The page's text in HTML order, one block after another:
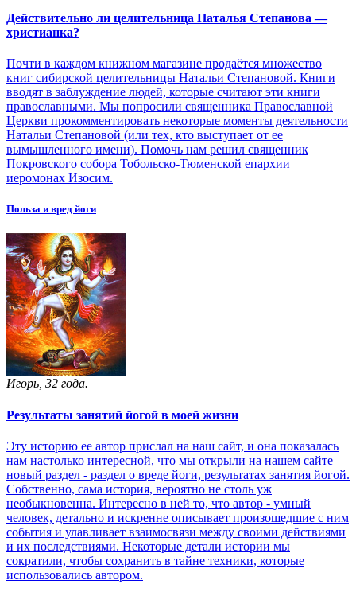
Действительно ли целительница Наталья Степанова —
христианка?
Почти в каждом книжном магазине продаётся множество
книг сибирской целительницы Натальи Степановой. Книги
вводят в заблуждение людей, которые считают эти книги
православными. Мы попросили священника Православной
Церкви прокомментировать некоторые моменты деятельности
Натальи Степановой (или тех, кто выступает от ее
вымышленного имени). Помочь нам решил священник
Покровского собора Тобольско-Тюменской епархии
иеромонах Изосим.
Польза и вред йоги
Игорь, 32 года.
Результаты занятий йогой в моей жизни
Эту историю ее автор прислал на наш сайт, и она показалась
нам настолько интересной, что мы открыли на нашем сайте
новый раздел - раздел о вреде йоги, результатах занятия йогой.
Собственно, сама история, вероятно не столь уж
необыкновенна. Интересно в ней то, что автор - умный
человек, детально и искренне описывает произошедшие с ним
события и улавливает взаимосвязи между своими действиями
и их последствиями. Некоторые детали истории мы
сократили, чтобы сохранить в тайне техники, которые
использовались автором.